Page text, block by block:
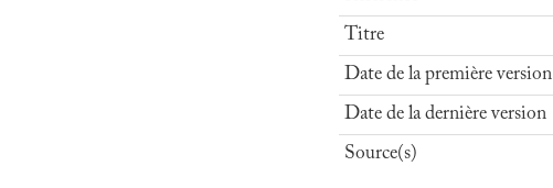
Titre
Date de la première version
Date de la dernière version
Source(s)